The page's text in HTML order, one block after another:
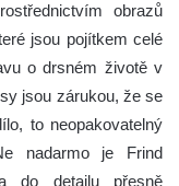
obrazů
jsou pojítkem celé
o drsném životě v
jsou zárukou, že se
to neopakovatelný
nadarmo je Frind
do detailu přesně